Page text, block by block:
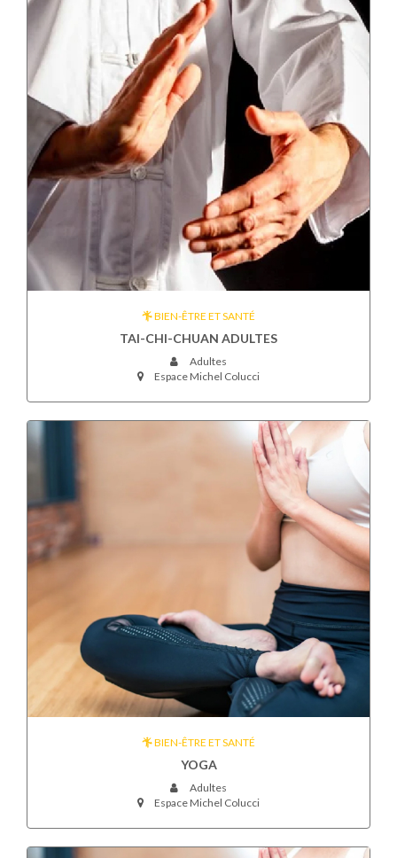
BIEN-ÊTRE ET SANTÉ
TAI-CHI-CHUAN ADULTES
Adultes
Espace Michel Colucci
BIEN-ÊTRE ET SANTÉ
YOGA
Adultes
Espace Michel Colucci